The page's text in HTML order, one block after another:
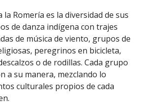
la Romería es la diversidad de sus
de danza indígena con trajes
de música de viento, grupos de
peregrinos en bicicleta,
o de rodillas. Cada grupo
a su manera, mezclando lo
culturales propios de cada